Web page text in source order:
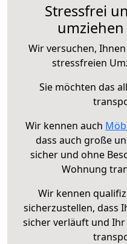
Stressfrei
Wir versuchen,
stressfreien
Sie möchten das
Wir kennen auch
dass auch große
sicher und ohne
Wohnung
Wir kennen
sicherzustellen, dass
sicher verläuft und